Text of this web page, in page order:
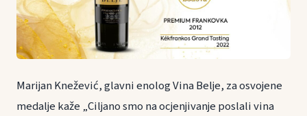
Marijan Knežević, glavni enolog Vina Belje, za osvojene
medalje kaže „Ciljano smo na ocjenjivanje poslali vina